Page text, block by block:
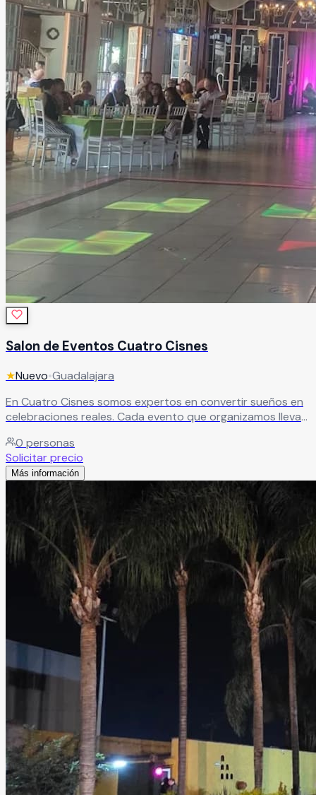
Salon de Eventos Cuatro Cisnes
★Nuevo•Guadalajara
En Cuatro Cisnes somos expertos en convertir sueños en
celebraciones reales. Cada evento que organizamos lleva
detalle sea exactamente como lo imaginaste.
0 personas
Solicitar precio
Más información